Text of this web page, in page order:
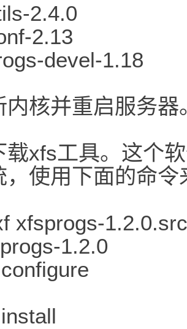
2.4.0
2.13
devel-1.18
内核并重启服务器
载xfs工具。这个
，使用下面的命
xfsprogs-
1.2.0